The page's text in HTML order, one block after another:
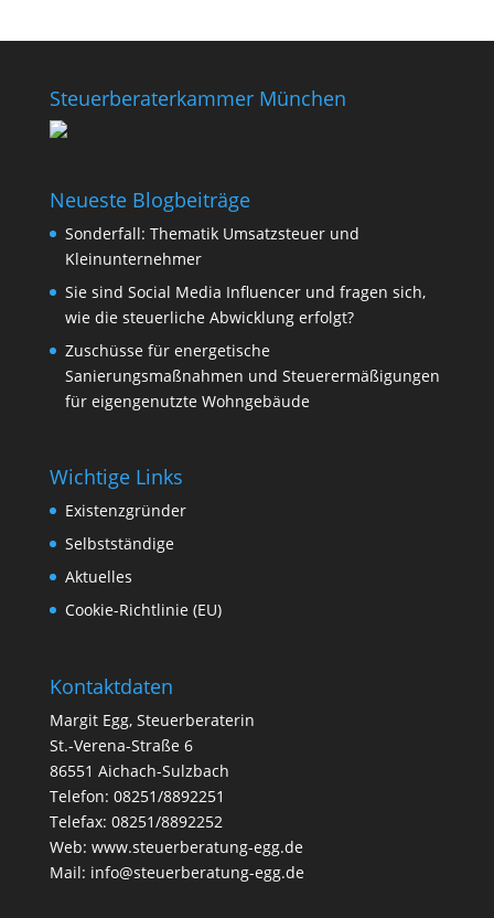
Steuerberaterkammer München
Neueste Blogbeiträge
Sonderfall: Thematik Umsatzsteuer und
Kleinunternehmer
Sie sind Social Media Influencer und fragen sich,
wie die steuerliche Abwicklung erfolgt?
Zuschüsse für energetische
Sanierungsmaßnahmen und Steuerermäßigungen
für eigengenutzte Wohngebäude
Wichtige Links
Existenzgründer
Selbstständige
Aktuelles
Cookie-Richtlinie (EU)
Kontaktdaten
Margit Egg, Steuerberaterin
St.-Verena-Straße 6
86551 Aichach-Sulzbach
Telefon: 08251/8892251
Telefax: 08251/8892252
Web: www.steuerberatung-egg.de
Mail: info@steuerberatung-egg.de